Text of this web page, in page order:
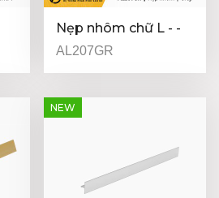
Nẹp nhôm chữ L - -
Grey - 10mm
AL207GR
NEW